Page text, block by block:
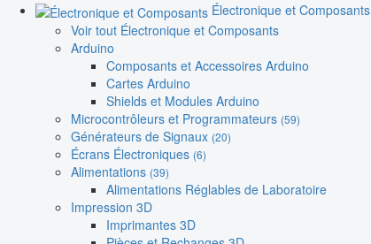
Électronique et Composants
Voir tout Électronique et Composants
Arduino
Composants et Accessoires Arduino
Cartes Arduino
Shields et Modules Arduino
Microcontrôleurs et Programmateurs (59)
Générateurs de Signaux (20)
Écrans Électroniques (6)
Alimentations (39)
Alimentations Réglables de Laboratoire
Impression 3D
Imprimantes 3D